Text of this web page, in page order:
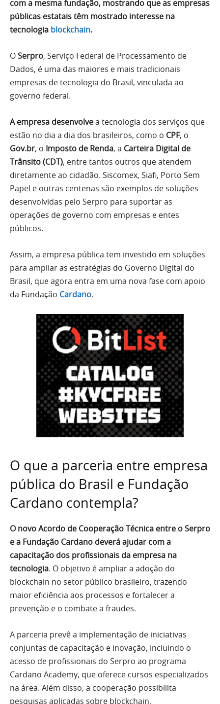
com a mesma fundação, mostrando que as empresas
públicas estatais têm mostrado interesse na
tecnologia blockchain.
OSerpro, Serviço Federal de Processamento de
Dados, é uma das maiores e mais tradicionais
empresas de tecnologia do Brasil, vinculada ao
governo federal.
A empresa desenvolvea tecnologia dos serviços que
estão no dia a dia dos brasileiros, como o CPF, o
Gov.br, o Imposto de Renda, a Carteira Digital de
Trânsito (CDT), entre tantos outros que atendem
diretamente ao cidadão. Siscomex, Siafi, Porto Sem
Papel e outras centenas são exemplos de soluções
desenvolvidas pelo Serpro para suportar as
operações de governo com empresas e entes
públicos.
Assim, a empresa pública tem investido em soluções
para ampliar as estratégias do Governo Digital do
Brasil, que agora entra em uma nova fase com apoio
da Fundação Cardano.
O que a parceria entre empresa
pública do Brasil e Fundação
Cardano contempla?
O novo Acordo de Cooperação Técnica entre o Serpro
e a Fundação Cardano deverá ajudar com a
capacitação dos profissionais da empresa na
tecnologia. O objetivo é ampliar a adoção do
blockchain no setor público brasileiro, trazendo
maior eficiência aos processos e fortalecer a
prevenção e o combate a fraudes.
A parceria prevê a implementação de iniciativas
conjuntas de capacitação e inovação, incluindo o
acesso de profissionais do Serpro ao programa
Cardano Academy, que oferece cursos especializados
na área. Além disso, a cooperação possibilita
pesquisas aplicadas sobre blockchain,